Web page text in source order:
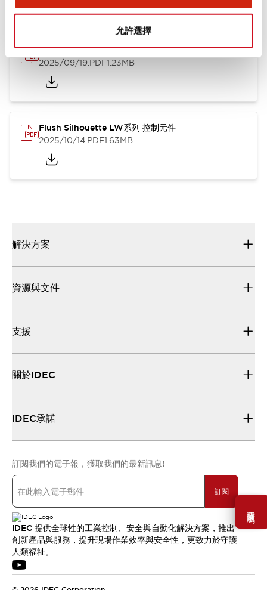
允許選擇
需要幫助嗎？
Flush Silhouette LW系列 控制元件 (英文版)
2025/09/19.PDF1.23MB
Flush Silhouette LW系列 控制元件
2025/10/14.PDF1.63MB
解決方案
資源與文件
支援
關於IDEC
IDEC承諾
訂閱我們的電子報，獲取我們的最新訊息!
訂閱
IDEC 提供全球性的工業控制、安全與自動化解決方案，推出
創新產品與服務，提升現場作業效率與安全性，更致力於守護
人類福祉。